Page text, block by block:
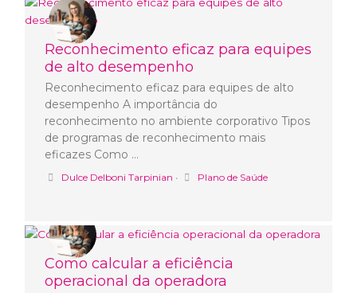
Reconhecimento eficaz para equipes
de alto desempenho
Reconhecimento eficaz para equipes de alto
desempenho A importância do
reconhecimento no ambiente corporativo Tipos
de programas de reconhecimento mais
eficazes Como …
Dulce Delboni Tarpinian • Plano de Saúde
Como calcular a eficiência
operacional da operadora